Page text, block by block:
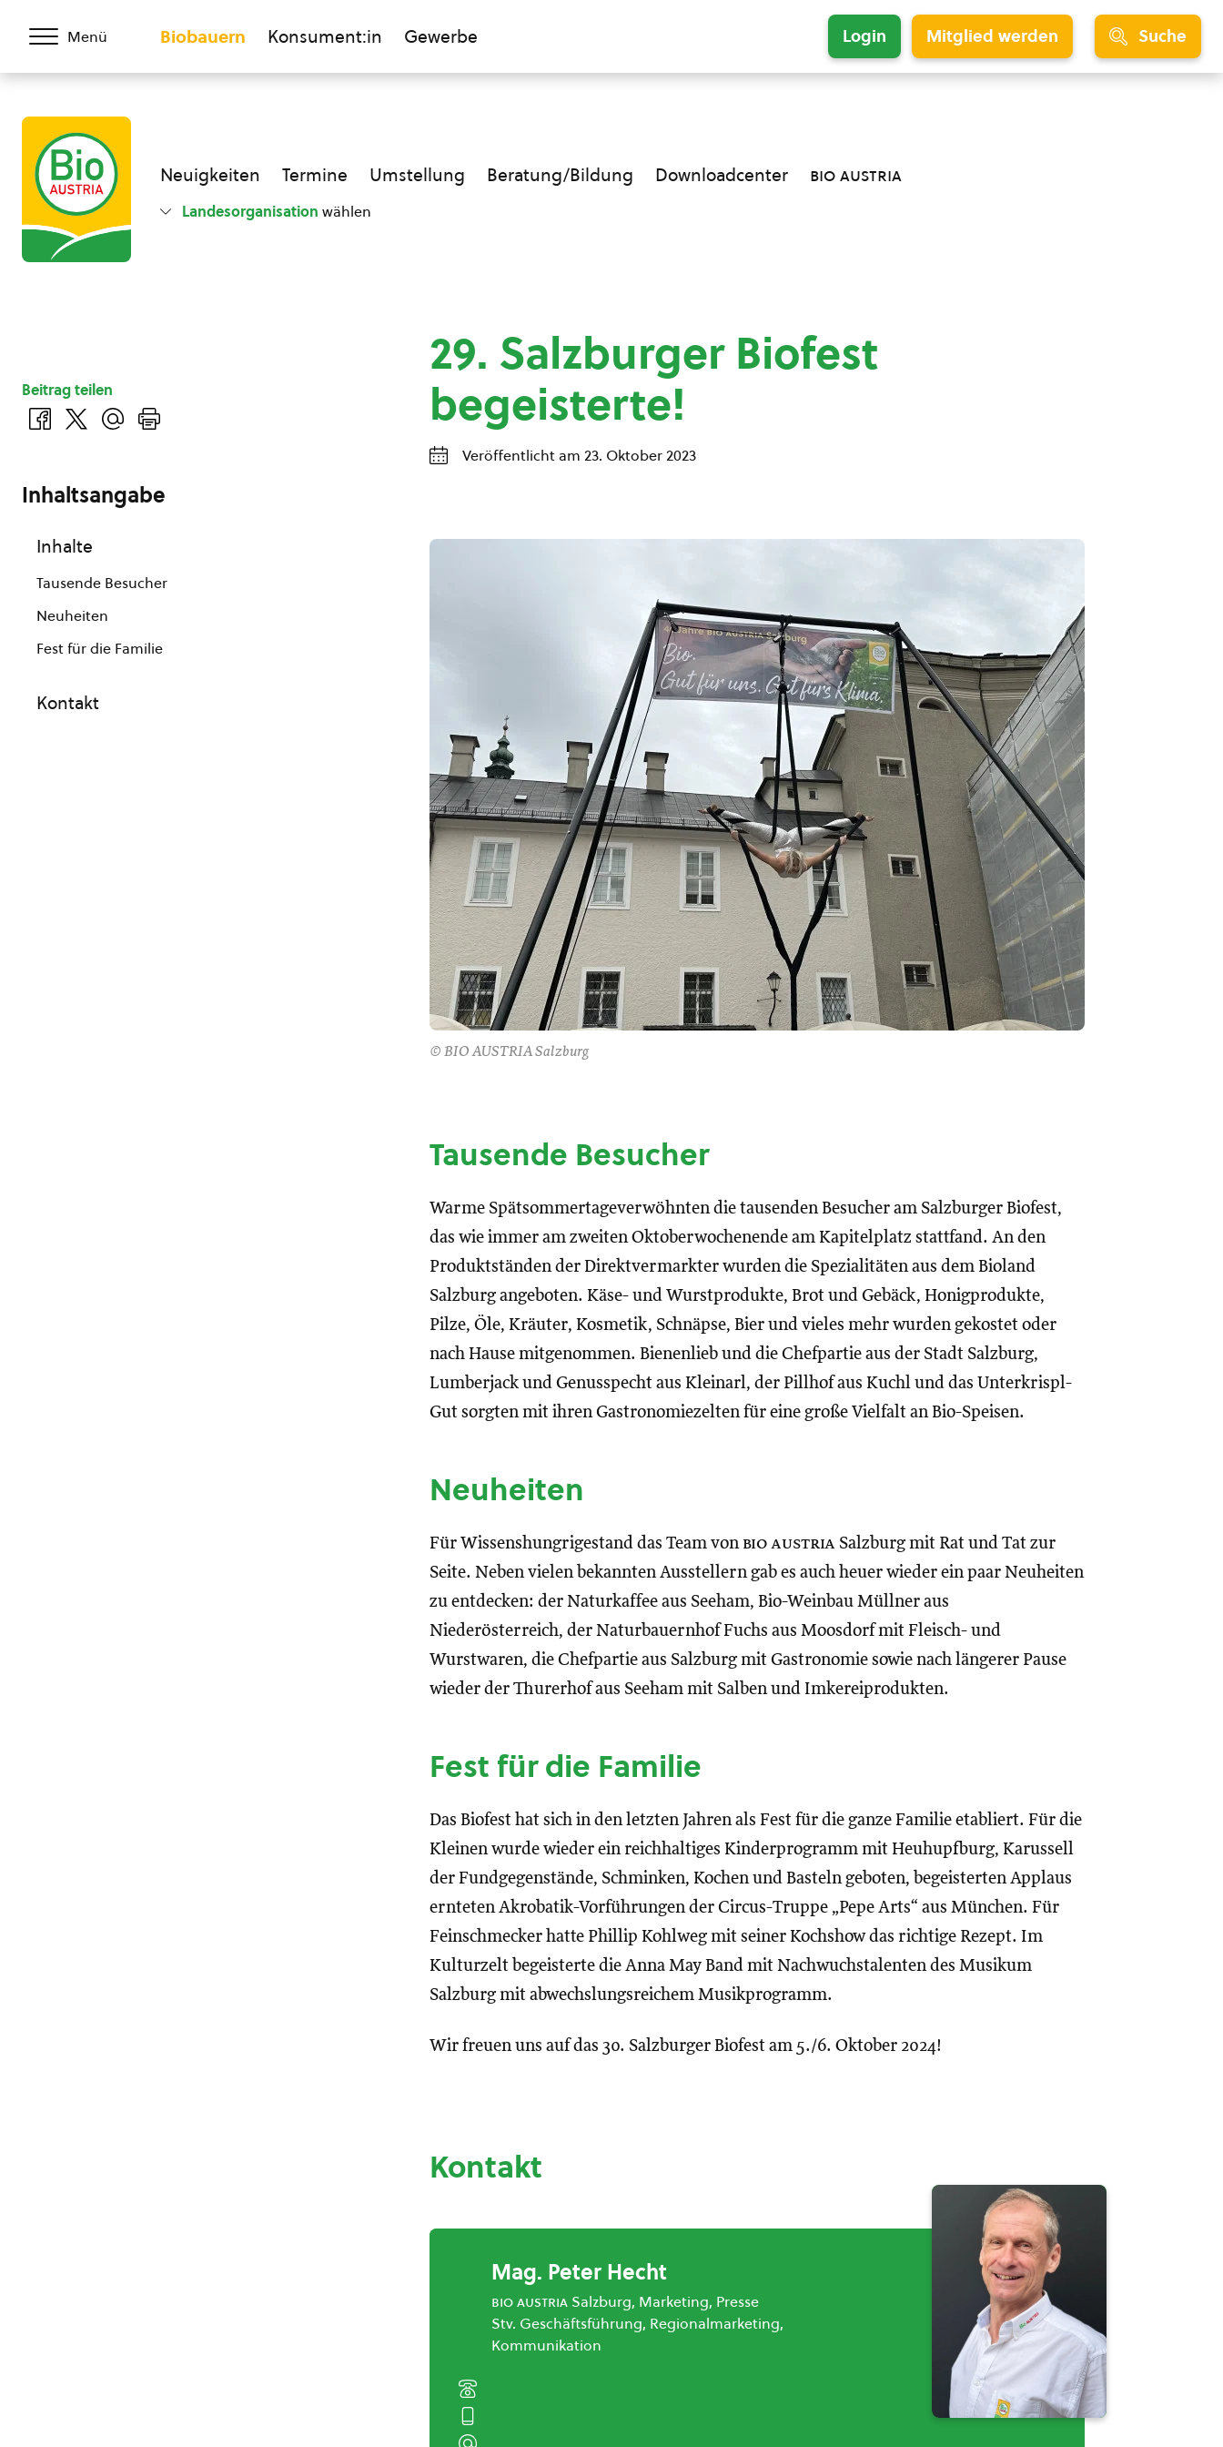
Menü Biobauern Konsument:in Gewerbe Login Mitglied werden Suche
Neuigkeiten Termine Umstellung Beratung/Bildung Downloadcenter bio austria
Landesorganisation wählen
29. Salzburger Biofest
begeisterte!
Veröffentlicht am 23. Oktober 2023
© BIO AUSTRIA Salzburg
Tausende Besucher
Warme Spätsommertageverwöhnten die tausenden Besucher am Salzburger Biofest,
das wie immer am zweiten Oktoberwochenende am Kapitelplatz stattfand. An den
Produktständen der Direktvermarkter wurden die Spezialitäten aus dem Bioland
Salzburg angeboten. Käse- und Wurstprodukte, Brot und Gebäck, Honigprodukte,
Pilze, Öle, Kräuter, Kosmetik, Schnäpse, Bier und vieles mehr wurden gekostet oder
nach Hause mitgenommen. Bienenlieb und die Chefpartie aus der Stadt Salzburg,
Lumberjack und Genusspecht aus Kleinarl, der Pillhof aus Kuchl und das Unterkrispl-
Gut sorgten mit ihren Gastronomiezelten für eine große Vielfalt an Bio-Speisen.
Neuheiten
Für Wissenshungrigestand das Team von bio austria Salzburg mit Rat und Tat zur
Seite. Neben vielen bekannten Ausstellern gab es auch heuer wieder ein paar Neuheiten
zu entdecken: der Naturkaffee aus Seeham, Bio-Weinbau Müllner aus
Niederösterreich, der Naturbauernhof Fuchs aus Moosdorf mit Fleisch- und
Wurstwaren, die Chefpartie aus Salzburg mit Gastronomie sowie nach längerer Pause
wieder der Thurerhof aus Seeham mit Salben und Imkereiprodukten.
Fest für die Familie
Das Biofest hat sich in den letzten Jahren als Fest für die ganze Familie etabliert. Für die
Kleinen wurde wieder ein reichhaltiges Kinderprogramm mit Heuhupfburg, Karussell
der Fundgegenstände, Schminken, Kochen und Basteln geboten, begeisterten Applaus
ernteten Akrobatik-Vorführungen der Circus-Truppe „Pepe Arts“ aus München. Für
Feinschmecker hatte Phillip Kohlweg mit seiner Kochshow das richtige Rezept. Im
Kulturzelt begeisterte die Anna May Band mit Nachwuchstalenten des Musikum
Salzburg mit abwechslungsreichem Musikprogramm.
Wir freuen uns auf das 30. Salzburger Biofest am 5./6. Oktober 2024!
Kontakt
Mag. Peter Hecht
bio austria Salzburg, Marketing, Presse
Stv. Geschäftsführung, Regionalmarketing,
Kommunikation
Beitrag teilen
Inhaltsangabe
Inhalte
Tausende Besucher
Neuheiten
Fest für die Familie
Kontakt